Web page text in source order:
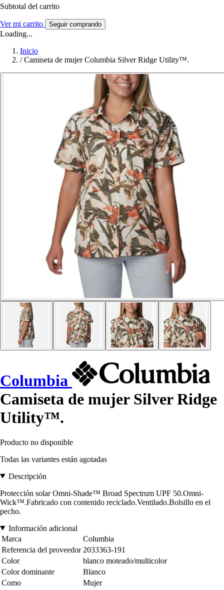
Subtotal del carrito
Ver mi carrito Seguir comprando
Loading...
Inicio
/ Camiseta de mujer Columbia Silver Ridge Utility™.
Columbia
Camiseta de mujer Silver Ridge
Utility™.
Producto no disponible
Todas las variantes están agotadas
Descripción
Protección solar Omni-Shade™ Broad Spectrum UPF 50.Omni-
Wick™.Fabricado con contenido reciclado.Ventilado.Bolsillo en el
pecho.
Información adicional
Marca
Columbia
Referencia del proveedor 2033363-191
Color
blanco moteado/multicolor
Color dominante
Blanco
Como
Mujer